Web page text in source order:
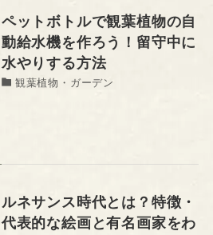
ペットボトルで観葉植物の自
動給水機を作ろう！留守中に
水やりする方法
観葉植物・ガーデン
ルネサンス時代とは？特徴・
代表的な絵画と有名画家をわ